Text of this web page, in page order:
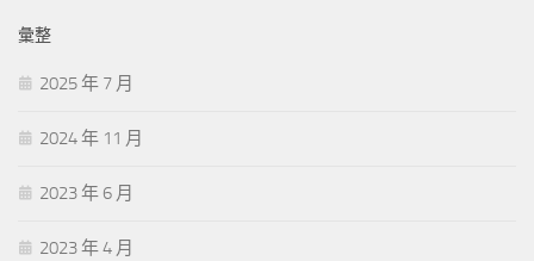
彙整
2025 年 7 月
2024 年 11 月
2023 年 6 月
2023 年 4 月